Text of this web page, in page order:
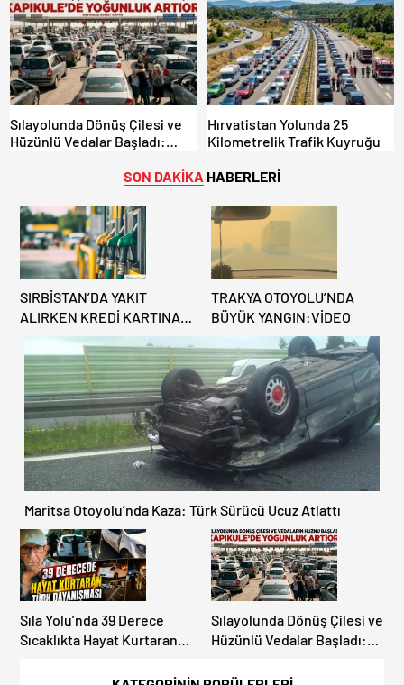
Sılayolunda Dönüş Çilesi ve
Hüzünlü Vedalar Başladı:
Hırvatistan Yolunda 25
Kilometrelik Trafik Kuyruğu
SON DAKİKA HABERLERİ
SIRBİSTAN’DA YAKIT
ALIRKEN KREDİ KARTINA
DİKKAT: MAĞDUR
OLMAYIN!
TRAKYA OTOYOLU’NDA
BÜYÜK YANGIN:VİDEO
Maritsa Otoyolu’nda Kaza: Türk Sürücü Ucuz Atlattı
Sıla Yolu’nda 39 Derece
Sıcaklıkta Hayat Kurtaran
Sılayolunda Dönüş Çilesi ve
Hüzünlü Vedalar Başladı:
Artıyor!